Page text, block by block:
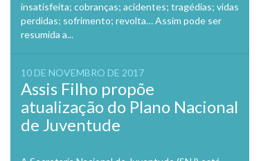
insatisfeita; cobranças; acidentes; tragédias; vidas
perdidas; sofrimento; revolta… Assim pode ser
resumida a...
10 DE NOVEMBRO DE 2017
Assis Filho propõe
atualização do Plano Nacional
de Juventude